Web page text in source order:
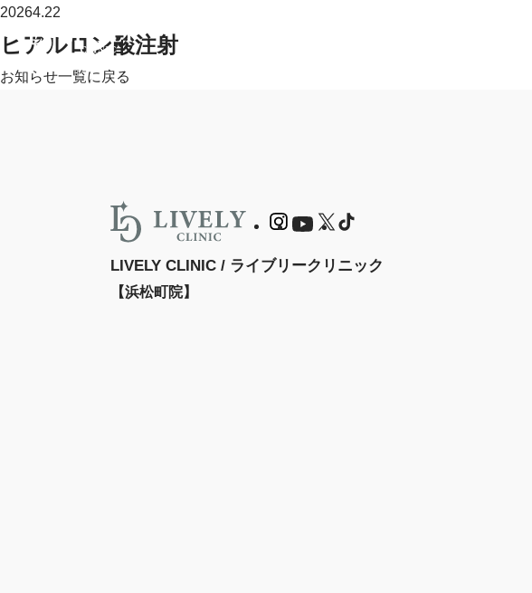
20264.22
ヒアルロン酸注射
お知らせ一覧に戻る
LIVELY CLINIC / ライブリークリニック
【浜松町院】